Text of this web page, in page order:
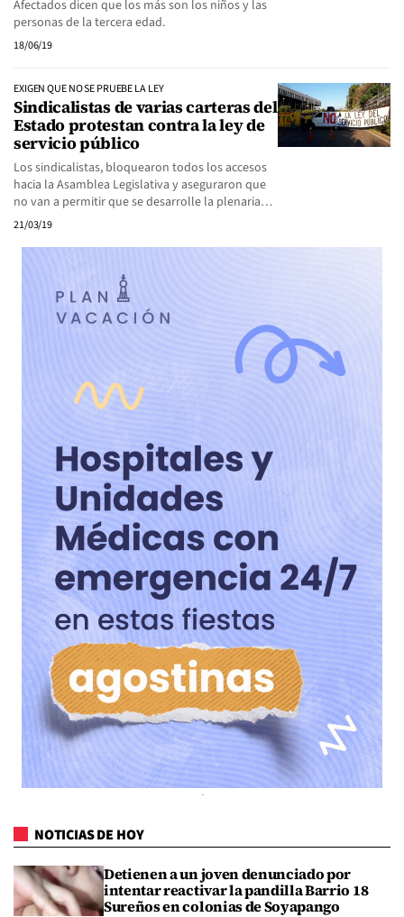
Afectados dicen que los más son los niños y las
personas de la tercera edad.
18/06/19
EXIGEN QUE NO SE PRUEBE LA LEY
Sindicalistas de varias carteras del
Estado protestan contra la ley de
servicio público
Los sindicalistas, bloquearon todos los accesos
hacia la Asamblea Legislativa y aseguraron que
no van a permitir que se desarrolle la plenaria…
21/03/19
NOTICIAS DE HOY
Detienen a un joven denunciado por
intentar reactivar la pandilla Barrio 18
Sureños en colonias de Soyapango